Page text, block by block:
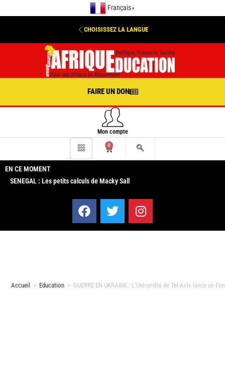
Français ▼
CHOISISSEZ LA LANGUE
FAIRE UN DON
Mon compte
0
EN CE MOMENT
SENEGAL : Les petits calculs de Macky Sall
Accueil > Education > GUERRE EN UKRAINE : L’Université de Tel-Aviv lance un